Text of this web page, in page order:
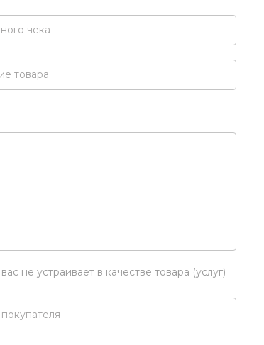
не устраивает в качестве товара (услуг)